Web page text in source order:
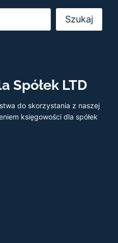
Szukaj
Spółek LTD
do skorzystania z naszej
księgowości dla spółek